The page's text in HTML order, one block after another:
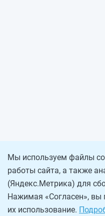
Мы используем файлы
работы сайта, а также
(Яндекс.Метрика) для
Нажимая «Согласен», вы
их использование.